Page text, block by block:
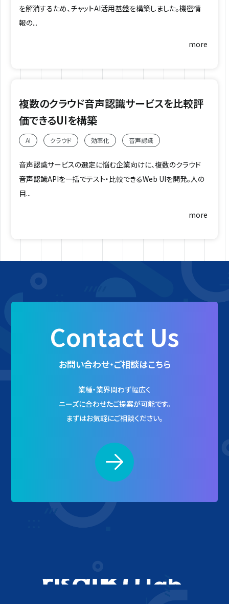
を解消するため、チャットAI活用基盤を構築しました。機密情
報の...
more
複数のクラウド音声認識サービスを比較評
価できるUIを構築
AI クラウド 効率化 音声認識
音声認識サービスの選定に悩む企業向けに、複数のクラウド
音声認識APIを一括でテスト・比較できるWeb UIを開発。人の
目...
more
Contact Us
お問い合わせ・ご相談はこちら
業種・業界問わず幅広く
ニーズに合わせたご提案が可能です。
まずはお気軽にご相談ください。